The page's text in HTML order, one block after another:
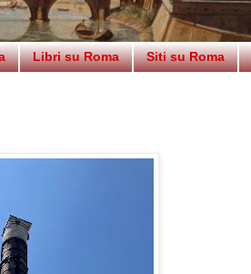
Libri su Roma Siti su Roma